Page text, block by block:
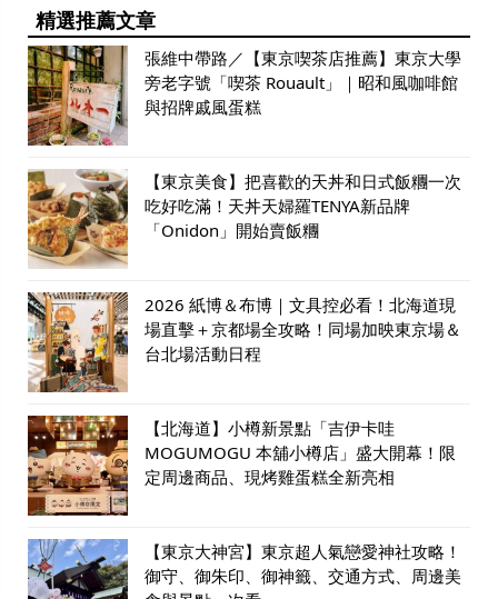
精選推薦文章
張維中帶路／【東京喫茶店推薦】東京大學
旁老字號「喫茶 Rouault」｜昭和風咖啡館
與招牌戚風蛋糕
【東京美食】把喜歡的天丼和日式飯糰一次
吃好吃滿！天丼天婦羅TENYA新品牌
「Onidon」開始賣飯糰
2026 紙博＆布博｜文具控必看！北海道現
場直擊＋京都場全攻略！同場加映東京場＆
台北場活動日程
【北海道】小樽新景點「吉伊卡哇
MOGUMOGU 本舖小樽店」盛大開幕！限
定周邊商品、現烤雞蛋糕全新亮相
【東京大神宮】東京超人氣戀愛神社攻略！
御守、御朱印、御神籤、交通方式、周邊美